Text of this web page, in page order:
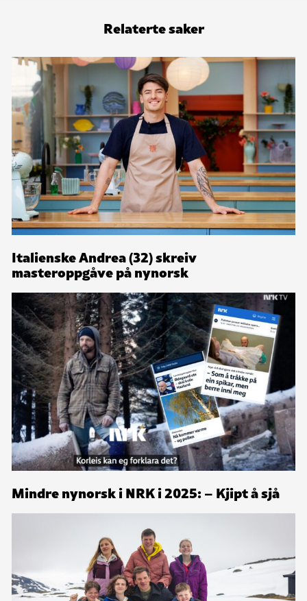
Relaterte saker
Italienske Andrea (32) skreiv
masteroppgåve på nynorsk
Mindre nynorsk i NRK i 2025: – Kjipt å sjå